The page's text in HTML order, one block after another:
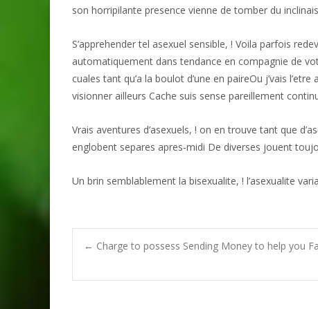
son horripilante presence vienne de tomber du
S’apprehender tel asexuel sensible, ! Voila parfois
automatiquement dans tendance en compagnie de
cuales tant qu’a la boulot d’une en paireOu j’vais
visionner ailleurs Cache suis sense pareillement
Vrais aventures d’asexuels, ! on en trouve tant que
englobent separes apres-midi De diverses jouent
Un brin semblablement la bisexualite, ! l’asexualite
Post
← Charge to possess Sending Money to help you